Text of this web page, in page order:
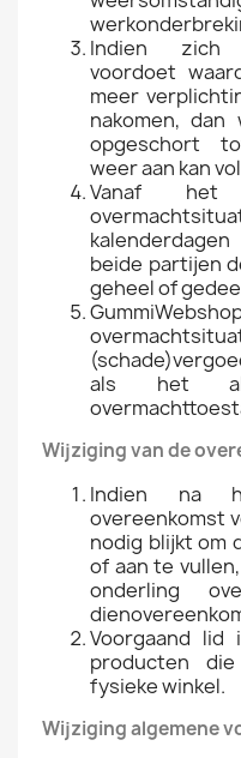
Indien zich
voordoet
meer
nakomen, dan
opgeschort
weer aan kan
Vanaf
beide partijen
geheel of
als het
Wijziging van de
Indien na
overeenkomst
nodig blijkt om
of aan te
onderling
Voorgaand
producten
fysieke winkel.
Wijziging algemene